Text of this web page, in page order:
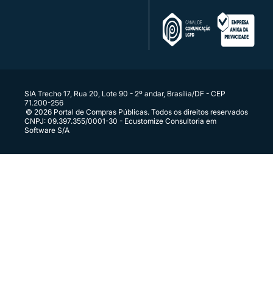
Conecte seus sistemas diretamente ao Portal
SIA Trecho 17, Rua 20, Lote 90 - 2º andar, Brasília/DF - CEP
71.200-256
© 2026 Portal de Compras Públicas. Todos os direitos reservados
CNPJ: 09.397.355/0001-30 - Ecustomize Consultoria em
Software S/A